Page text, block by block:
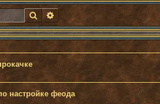
ПоискРасширенный поиск
настройке феода